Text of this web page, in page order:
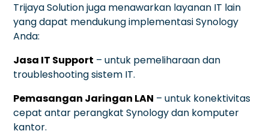
Trijaya Solution juga menawarkan layanan IT lain
yang dapat mendukung implementasi Synology
Anda:
Jasa IT Support – untuk pemeliharaan dan
troubleshooting sistem IT.
Pemasangan Jaringan LAN – untuk konektivitas
cepat antar perangkat Synology dan komputer
kantor.